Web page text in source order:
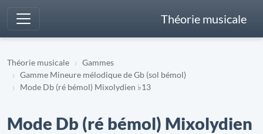
Théorie musicale
Théorie musicale
Gammes
Gamme Mineure mélodique de Gb (sol bémol)
Mode Db (ré bémol) Mixolydien ♭13
Mode Db (ré bémol) Mixolydien